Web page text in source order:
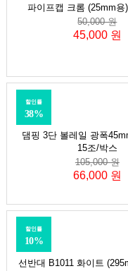
파이프캡 크롬 (25mm용
50,000 원
45,000 원
댐핑 3단 볼레일 광폭
15조/박스
할인률
38%
105,000 원
66,000 원
선반대 B1011 화이트
할인률
10%